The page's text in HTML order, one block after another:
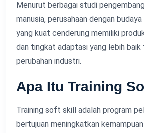
Menurut berbagai studi
manusia, perusahaan dengan
yang kuat cenderung memiliki
dan tingkat adaptasi yang lebih baik
perubahan industri.
Apa Itu Training
Training soft skill adalah program
bertujuan meningkatkan